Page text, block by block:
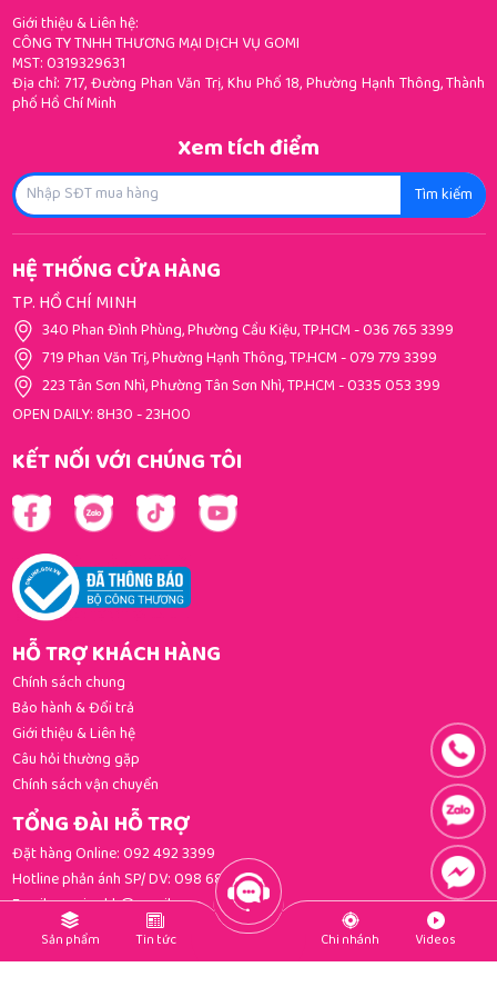
Giới thiệu & Liên hệ:
CÔNG TY TNHH THƯƠNG MẠI DỊCH VỤ GOMI
MST: 0319329631
Địa chỉ: 717, Đường Phan Văn Trị, Khu Phố 18, Phường Hạnh Thông, Thành
phố Hồ Chí Minh
Xem tích điểm
Tìm kiếm
HỆ THỐNG CỬA HÀNG
TP. HỒ CHÍ MINH
340 Phan Đình Phùng, Phường Cầu Kiệu, TP.HCM-036 765 3399
719 Phan Văn Trị, Phường Hạnh Thông, TP.HCM-079 779 3399
223 Tân Sơn Nhì, Phường Tân Sơn Nhì, TP.HCM-0335 053 399
OPEN DAILY: 8H30 - 23H00
KẾT NỐI VỚI CHÚNG TÔI
HỖ TRỢ KHÁCH HÀNG
Chính sách chung
Bảo hành & Đổi trả
Giới thiệu & Liên hệ
Câu hỏi thường gặp
Chính sách vận chuyển
TỔNG ĐÀI HỖ TRỢ
Đặt hàng Online:092 492 3399
Hotline phản ánh SP/ DV:098 681 3392
Email:gomi.cskh@gmail.com
PHƯƠNG THỨC THANH TOÁN
Sản phẩm Tin tức Chi nhánh Videos